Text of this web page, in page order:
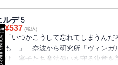
ルデ 5
¥537 (税込)
「いつかこうして忘れてしまうん
も…」 奈波から研究所「ヴィンガ
は、寧子たち魔法使いを守る決意を